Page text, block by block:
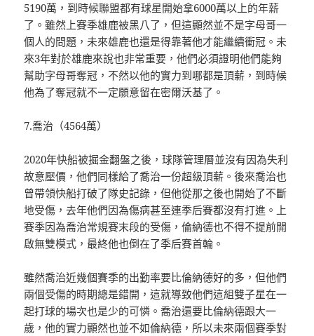
5190萬，到時候聯盟都有球星開始拿6000萬以上的年薪
了。雖然上賽季雄鹿被黑八了，但這顯然並不是字母哥一
個人的問題，未來雄鹿也還是得靠著他才能繼續衝冠。未
來3年對於雄鹿來說也非常重要，他們必須證明他們能夠
幫助字母哥奪冠，不然以他的實力到哪都是頂薪，到時候
他為了奪冠就不一定願意留在密爾沃基了。
7.喬治（4564萬）
2020年快船被掘金翻盤之後，球隊管理層並沒有因為失利
故意壓價，他們同樣給了喬治一份超級頂薪。後來喬治也
曾帶領快船打破了隊史記錄，但他從那之後也開始了不斷
地受傷，去年他們因為傷病甚至連季后賽都沒有打進。上
賽季因為喬治常規賽末段的受傷，倫納德也不得不提前開
啟無雙模式，最終他也倒在了季后賽首輪。
雖然喬治近幾個賽季的出勤率要比倫納德好的多，但他們
兩個受傷的時期總是錯開，這就導致他們這組雙子星在一
起打球的場次也是少的可憐。喬治還要比倫納德跟大一
歲，他的實力顯然也並不如倫納德，所以未來兩個賽季對